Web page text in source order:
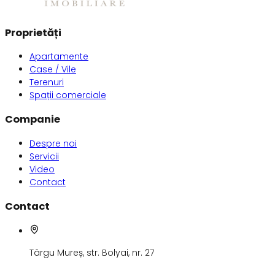
Proprietăți
Apartamente
Case / Vile
Terenuri
Spații comerciale
Companie
Despre noi
Servicii
Video
Contact
Contact
Târgu Mureș, str. Bolyai, nr. 27